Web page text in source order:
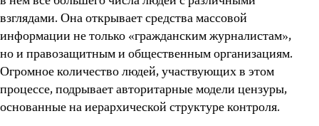
взглядами. Она открывает средства массовой
информации не только «гражданским журналистам»,
но и правозащитным и общественным организациям.
Огромное количество людей, участвующих в этом
процессе, подрывает авторитарные модели цензуры,
основанные на иерархической структуре контроля.